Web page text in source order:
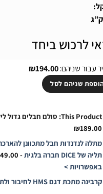
לרכוש ביחד
עבור שניהם: ₪194.00
שניהם לסל
This Product: סולם חבלים גדול לילדים שלוש צלעות 3D
₪189.00
מתלה לנדנדות חבל מתכוונן
תליה של DICE חברה בלגית
-
49.00
באפשרויות >
קרבינה מתכת דגם HMS לחיבור ולתליה לנדנדות